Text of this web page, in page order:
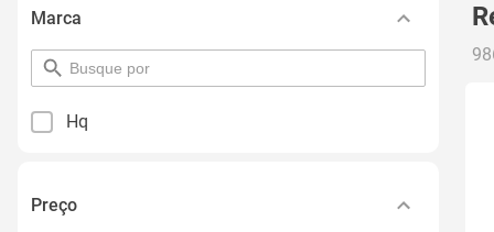
Marca
pesquisar
por
Hq
Preço